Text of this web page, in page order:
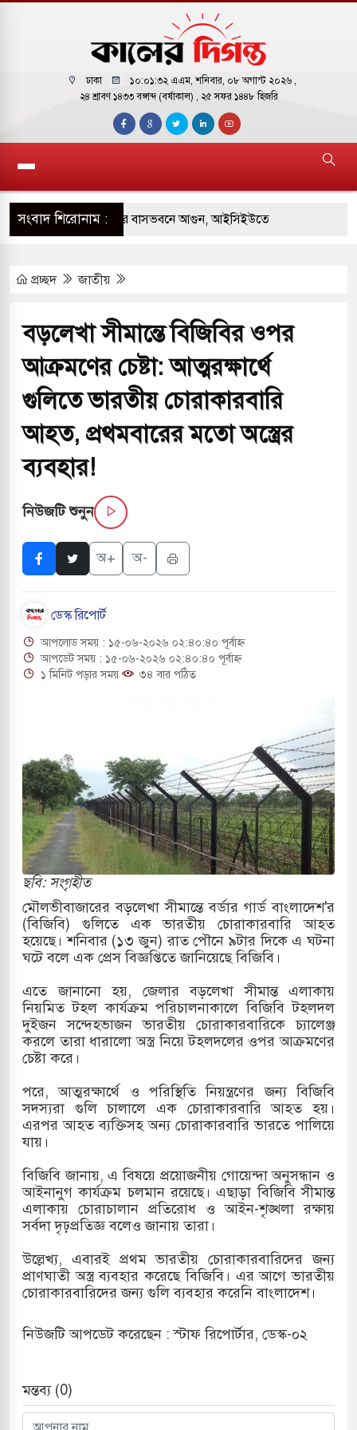
ঢাকা ১০:০১:৩৩ এএম, শনিবার, ০৮ অগাস্ট ২০২৬ ,
২৪ শ্রাবণ ১৪৩৩ বঙ্গাব্দ (বর্ষাকাল) , ২৫ সফর ১৪৪৮ হিজরি
সংবাদ শিরোনাম :
পাকিস্তানি হাইকমিশনারের বাসভবনে আগুন, আইসিইউতে
হয়ে আসছে ‘স্পেশাল রেসপন্স ব্যাটালিয়ন
মুখোমুখি সংঘর্ষে ৯ জন নিহত
৬ শ্রমিক নিহত, আহত ১৫
শব্দদূষণ নিয়ন্ত্রণে দেড় হাজার মসজিদ থেকে মাইক
মধ্যপ্রাচ্যে ব্ল্যাকআউটের কঠোর হুঁশিয়ারি ইরানের
বিমানবন্দরের নিরাপত্তা তল্লাশিতে ছাড় দেওয়া হবে না:
দক্ষিণ কোরিয়ার বন্দি ২৫ শতাংশ বেড়েছে
থাকুক বা না থাকুক, ইরানে একক সামরিক পদক্ষেপের
ছাড়লেন জনপ্রিয় ভারতীয় সাংবাদিক ময়ূখ রঞ্জন
অ্যারেস্ট আবেদন, বরগুনার এসআইয়ের বিরুদ্ধে
জাদুঘর নতুন বাংলাদেশের পথচলার কেন্দ্র হবে: ড.
বিভিন্ন খাতে সৌদির বিনিয়োগের আহবান প্রধানমন্ত্রীর
হামলায় ছাত্রদল ও ছাত্রলীগের আচরণ ইসরায়েলের
পথে ইসরায়েলীরা,হাতছাড়ার ঝুঁকিতে জরুরি
মুক্তির দাবিতে পাকিস্তানজুড়ে পিটিআইয়ের আজ
কোরিয়ার ক্ষেপণাস্ত্র ইউনিট মোতায়েন করা হয়েছে:
প্রচ্ছদ জাতীয়
বড়লেখা সীমান্তে বিজিবির ওপর
আক্রমণের চেষ্টা: আত্মরক্ষার্থে
গুলিতে ভারতীয় চোরাকারবারি
আহত, প্রথমবারের মতো অস্ত্রের
ব্যবহার!
নিউজটি শুনুন
অ+ অ-
ডেস্ক রিপোর্ট
আপলোড সময় : ১৫-০৬-২০২৬ ০২:৪০:৪০ পূর্বাহ্ন
আপডেট সময় : ১৫-০৬-২০২৬ ০২:৪০:৪০ পূর্বাহ্ন
১ মিনিট পড়ার সময়
৩৪ বার পঠিত
ছবি: সংগৃহীত
মৌলভীবাজারের বড়লেখা সীমান্তে বর্ডার গার্ড বাংলাদেশ'র
(বিজিবি) গুলিতে এক ভারতীয় চোরাকারবারি আহত
হয়েছে। শনিবার (১৩ জুন) রাত পৌনে ৯টার দিকে এ ঘটনা
ঘটে বলে এক প্রেস বিজ্ঞপ্তিতে জানিয়েছে বিজিবি।
এতে জানানো হয়, জেলার বড়লেখা সীমান্ত এলাকায়
নিয়মিত টহল কার্যক্রম পরিচালনাকালে বিজিবি টহলদল
দুইজন সন্দেহভাজন ভারতীয় চোরাকারবারিকে চ্যালেঞ্জ
করলে তারা ধারালো অস্ত্র নিয়ে টহলদলের ওপর আক্রমণের
চেষ্টা করে।
পরে, আত্মরক্ষার্থে ও পরিস্থিতি নিয়ন্ত্রণের জন্য বিজিবি
সদস্যরা গুলি চালালে এক চোরাকারবারি আহত হয়।
এরপর আহত ব্যক্তিসহ অন্য চোরাকারবারি ভারতে পালিয়ে
যায়।
বিজিবি জানায়, এ বিষয়ে প্রয়োজনীয় গোয়েন্দা অনুসন্ধান ও
আইনানুগ কার্যক্রম চলমান রয়েছে। এছাড়া বিজিবি সীমান্ত
এলাকায় চোরাচালান প্রতিরোধ ও আইন-শৃঙ্খলা রক্ষায়
সর্বদা দৃঢ়প্রতিজ্ঞ বলেও জানায় তারা।
উল্লেখ্য, এবারই প্রথম ভারতীয় চোরাকারবারিদের জন্য
প্রাণঘাতী অস্ত্র ব্যবহার করেছে বিজিবি। এর আগে ভারতীয়
চোরাকারবারিদের জন্য গুলি ব্যবহার করেনি বাংলাদেশ।
নিউজটি আপডেট করেছেন : স্টাফ রিপোর্টার, ডেস্ক-০২
মন্তব্য (0)